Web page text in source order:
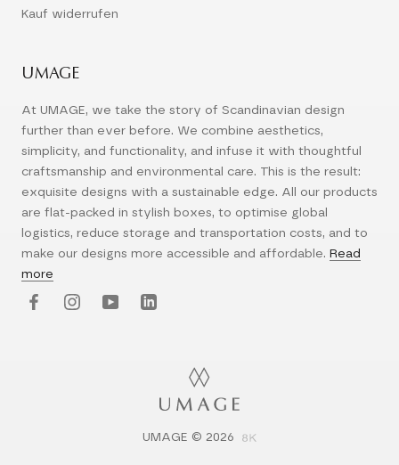
Kauf widerrufen
UMAGE
At UMAGE, we take the story of Scandinavian design
further than ever before. We combine aesthetics,
simplicity, and functionality, and infuse it with thoughtful
craftsmanship and environmental care. This is the result:
exquisite designs with a sustainable edge. All our products
are flat-packed in stylish boxes, to optimise global
logistics, reduce storage and transportation costs, and to
make our designs more accessible and affordable. Read
more
UMAGE © 2026